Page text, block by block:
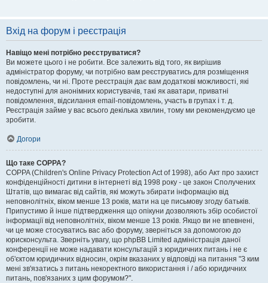
Вхід на форум і реєстрація
Навіщо мені потрібно реєструватися?
Ви можете цього і не робити. Все залежить від того, як вирішив
адміністратор форуму, чи потрібно вам реєструватись для розміщення
повідомлень, чи ні. Проте реєстрація дає вам додаткові можливості, які
недоступні для анонімних користувачів, такі як аватари, приватні
повідомлення, відсилання email-повідомлень, участь в групах і т. д.
Реєстрація займе у вас всього декілька хвилин, тому ми рекомендуємо це
зробити.
Догори
Що таке COPPA?
COPPA (Children's Online Privacy Protection Act of 1998), або Акт про захист
конфіденційності дитини в інтернеті від 1998 року - це закон Сполучених
Штатів, що вимагає від сайтів, які можуть збирати інформацію від
неповнолітніх, віком менше 13 років, мати на це письмову згоду батьків.
Припустимо й інше підтвердження що опікуни дозволяють збір особистої
інформації від неповнолітніх, віком менше 13 років. Якщо ви не впевнені,
чи це може стосуватись вас або форуму, зверніться за допомогою до
юрисконсульта. Зверніть увагу, що phpBB Limited адміністрація даної
конференції не може надавати консультацій з юридичних питань і не є
об'єктом юридичних відносин, окрім вказаних у відповіді на питання "З ким
мені зв'язатись з питань некоректного використання і / або юридичних
питань, пов'язаних з цим форумом?".